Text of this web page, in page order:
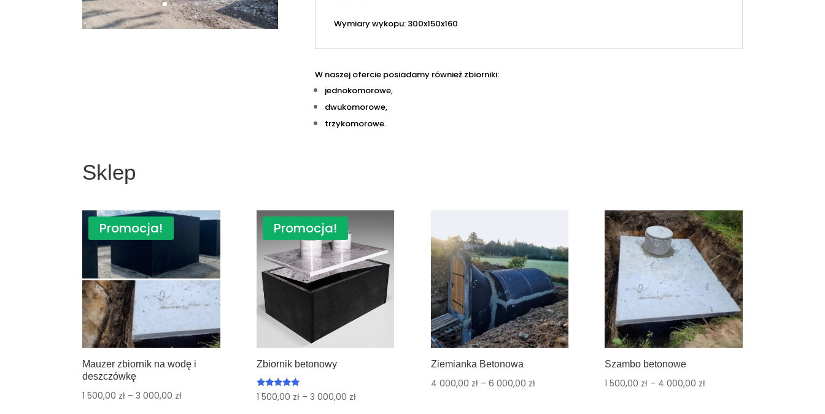
Wymiary wykopu: 300x150x160
W naszej ofercie posiadamy również zbiorniki:
jednokomorowe,
dwukomorowe,
trzykomorowe.
Sklep
Promocja!
Mauzer zbiornik na wodę i
deszczówkę
1 500,00 zł –3 000,00 zł
Promocja!
Zbiornik betonowy
Oceniono
5.00
1 500,00 zł– 3 000,00 zł
Ziemianka Betonowa
4 000,00 zł– 6 000,00 zł
Szambo betonowe
1 500,00 zł – 4 000,00 zł